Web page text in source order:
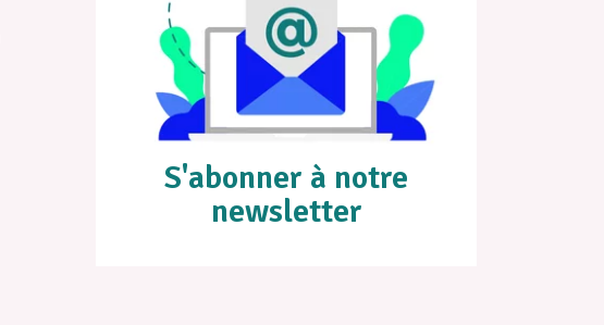
S'abonner à notre
newsletter